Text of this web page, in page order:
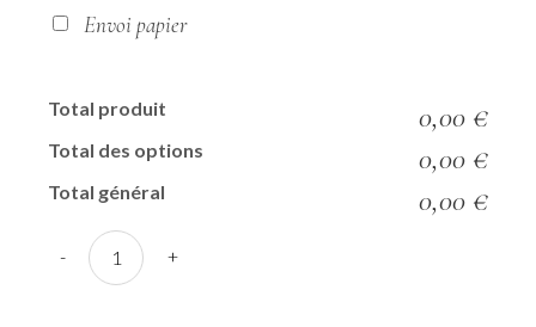
Envoi papier
Total produit 0,00 €
Total des options 0,00 €
Total général 0,00 €
- +